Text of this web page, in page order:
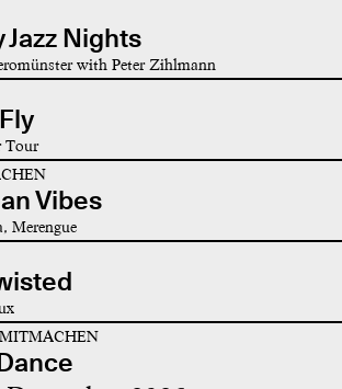
Nights
with Peter Zihlmann
Tour
Vibes
Merengue